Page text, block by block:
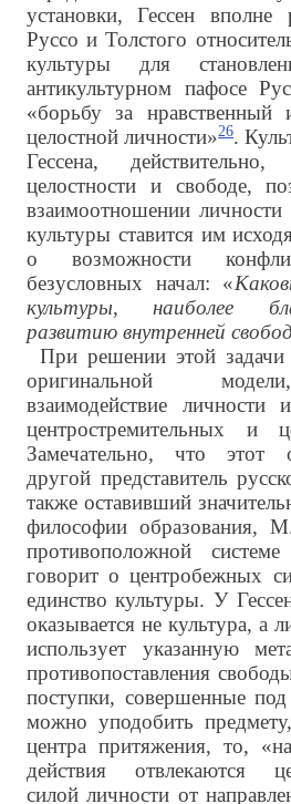
установки, Гессен вполне
Руссо и Толстого
культуры для
антикультурном пафосе
«борьбу за нравственный
целостной личности»26.
Гессена,
целостности и свободе,
взаимоотношении
культуры ставится им
о возможности
безусловных начал: «
культуры, наиболее
развитию внутренней
При решении этой задачи
оригинальной
взаимодействие личности
центростремительных и
Замечательно, что этот
другой представитель
также оставивший
философии образования,
противоположной системе
говорит о центробежных
единство культуры. У
оказывается не культура, а
использует указанную
противопоставления
поступки, совершенные
можно уподобить
центра притяжения, то,
действия отвлекаются
силой личности от